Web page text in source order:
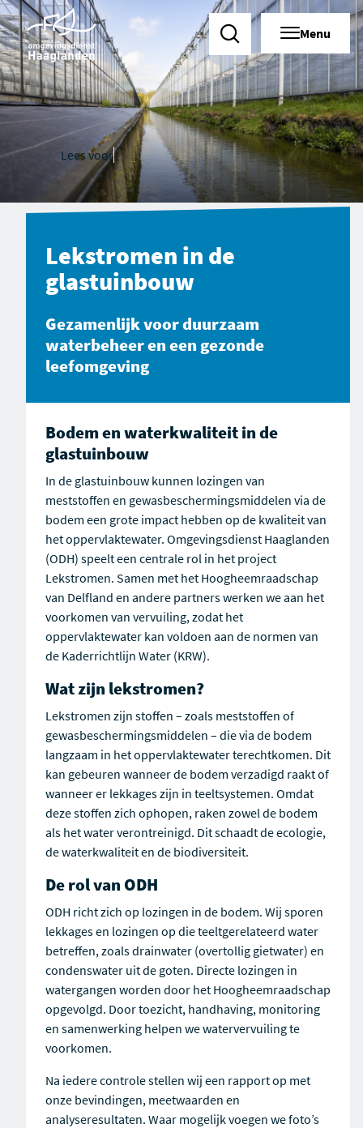
Zoeken Menu
Lees voor
Lekstromen in de
glastuinbouw
Gezamenlijk voor duurzaam
waterbeheer en een gezonde
leefomgeving
Bodem en waterkwaliteit in de
glastuinbouw
In de glastuinbouw kunnen lozingen van
meststoffen en gewasbeschermingsmiddelen via de
bodem een grote impact hebben op de kwaliteit van
het oppervlaktewater. Omgevingsdienst Haaglanden
(ODH) speelt een centrale rol in het project
Lekstromen. Samen met het Hoogheemraadschap
van Delfland en andere partners werken we aan het
voorkomen van vervuiling, zodat het
oppervlaktewater kan voldoen aan de normen van
de Kaderrichtlijn Water (KRW).
Wat zijn lekstromen?
Lekstromen zijn stoffen – zoals meststoffen of
gewasbeschermingsmiddelen – die via de bodem
langzaam in het oppervlaktewater terechtkomen. Dit
kan gebeuren wanneer de bodem verzadigd raakt of
wanneer er lekkages zijn in teeltsystemen. Omdat
deze stoffen zich ophopen, raken zowel de bodem
als het water verontreinigd. Dit schaadt de ecologie,
de waterkwaliteit en de biodiversiteit.
De rol van ODH
ODH richt zich op lozingen in de bodem. Wij sporen
lekkages en lozingen op die teeltgerelateerd water
betreffen, zoals drainwater (overtollig gietwater) en
condenswater uit de goten. Directe lozingen in
watergangen worden door het Hoogheemraadschap
opgevolgd. Door toezicht, handhaving, monitoring
en samenwerking helpen we watervervuiling te
voorkomen.
Na iedere controle stellen wij een rapport op met
onze bevindingen, meetwaarden en
analyseresultaten. Waar mogelijk voegen we foto’s